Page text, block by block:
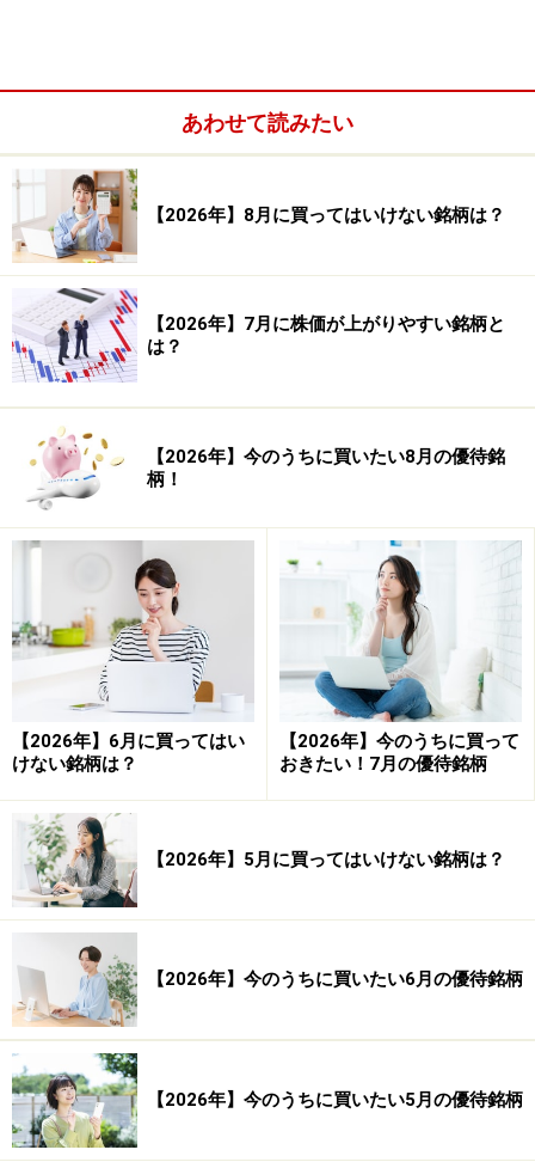
引き分け数：43回
平均損益（円）：－950円 平均損益（率）：－
0.48％
平均利益（円）：14,410円 平均利益（率）：
7.21％
平均損失（円）：－12,357円 平均損失（率）：
（率）：－1,153.00％
合計利益（円）：14,611,580円 合計利益
（率）：7,306.03％
合計損失（円）：－16,917,388円 合計損失
（率）：－8,459.03％
平均保持日数：28.67日
以上が、12月株式市場の優待銘柄（184銘柄）の検証結
果です。勝率は42.55％、平均損益は－0.48％となってい
ます。勝率が50％を割り、1トレード当たりの平均損益
がマイナスであることから、12月の優待銘柄は下がりや
すい傾向があるといえるでしょう。
今回の検証で12月の優待銘柄（184銘柄）は、12月相場
に下がりやすい傾向があることを確認できました。次
あわせて読みたい
【2026年】8月に買ってはいけない銘柄は？
【2026年】7月に株価が上がりやすい銘柄と
は？
【2026年】今のうちに買いたい8月の優待銘
柄！
【2026年】6月に買ってはい
けない銘柄は？
【2026年】今のうちに買って
おきたい！7月の優待銘柄
【2026年】5月に買ってはいけない銘柄は？
【2026年】今のうちに買いたい6月の優待銘柄
【2026年】今のうちに買いたい5月の優待銘柄